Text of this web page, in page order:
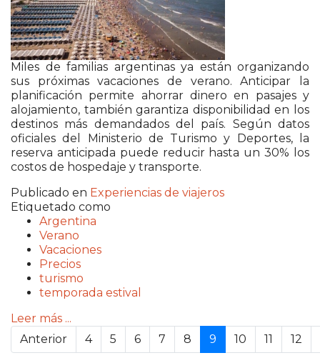
Miles de familias argentinas ya están organizando
sus próximas vacaciones de verano. Anticipar la
planificación permite ahorrar dinero en pasajes y
alojamiento, también garantiza disponibilidad en los
destinos más demandados del país. Según datos
oficiales del Ministerio de Turismo y Deportes, la
reserva anticipada puede reducir hasta un 30% los
costos de hospedaje y transporte.
Publicado en Experiencias de viajeros
Etiquetado como
Argentina
Verano
Vacaciones
Precios
turismo
temporada estival
Leer más ...
Anterior
4 5 6 7 8 9 10 11 12